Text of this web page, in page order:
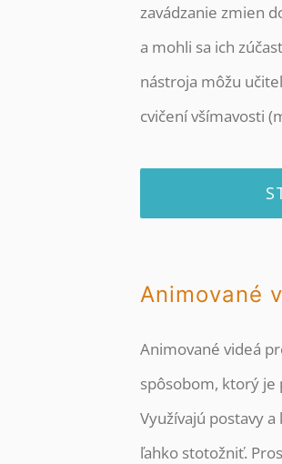
zavádzanie zmien
a mohli sa ich
nástroja môžu
cvičení všímavosti
Animované
Animované videá
spôsobom, ktorý je
Využívajú postavy
ľahko stotožniť.